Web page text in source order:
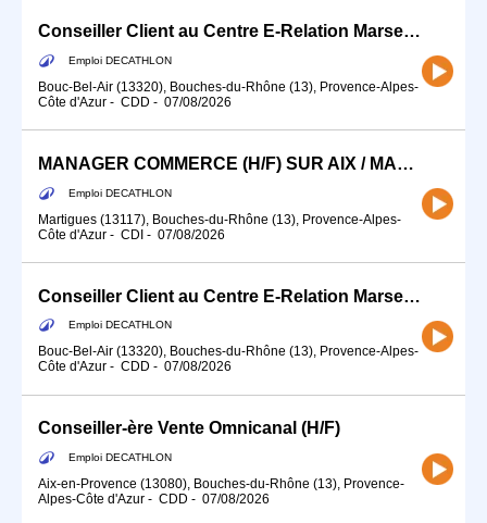
Conseiller Client au Centre E-Relation Marseille Provence (H/F) 35h/semaine
Emploi DECATHLON
Bouc-Bel-Air (13320), Bouches-du-Rhône (13), Provence-Alpes-
Côte d'Azur - CDD - 07/08/2026
MANAGER COMMERCE (H/F) SUR AIX / MARSEILLE EST/ ÉTANG DE BERRE
Emploi DECATHLON
Martigues (13117), Bouches-du-Rhône (13), Provence-Alpes-
Côte d'Azur - CDI - 07/08/2026
Conseiller Client au Centre E-Relation Marseille Provence (H/F) 15h/semaine
Emploi DECATHLON
Bouc-Bel-Air (13320), Bouches-du-Rhône (13), Provence-Alpes-
Côte d'Azur - CDD - 07/08/2026
Conseiller-ère Vente Omnicanal (H/F)
Emploi DECATHLON
Aix-en-Provence (13080), Bouches-du-Rhône (13), Provence-
Alpes-Côte d'Azur - CDD - 07/08/2026